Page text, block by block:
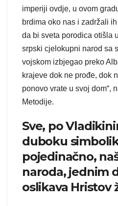
imperiji ovdje, u ovom
brdima oko nas i zadržali
da bi sveta porodica otišla
srpski cjelokupni narod sa
vojskom izbjegao preko
krajeve dok ne prođe, dok
ponovo vrate u svoj dom“,
Metodije.
Sve, po
duboku
pojedinačno,
naroda, jednim
oslikava Hristov